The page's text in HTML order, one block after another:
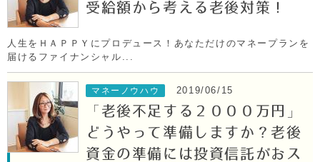
受給額から考える老後対策！
人生をＨＡＰＰＹにプロデュース！あなただけのマネープランを
届けるファイナンシャル...
マネーノウハウ 2019/06/15
「老後不足する２０００万円」
どうやって準備しますか？老後
資金の準備には投資信託がおス